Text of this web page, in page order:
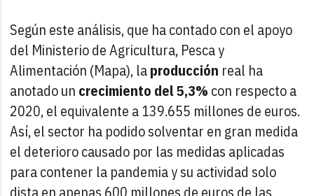
Según este análisis, que ha contado con el apoyo
del Ministerio de Agricultura, Pesca y
Alimentación (Mapa), laproducción real ha
anotado un crecimiento del 5,3% con respecto a
2020, el equivalente a 139.655 millones de euros.
Así, el sector ha podido solventar en gran medida
el deterioro causado por las medidas aplicadas
para contener la pandemia y su actividad solo
dista en apenas 600 millones de euros de las